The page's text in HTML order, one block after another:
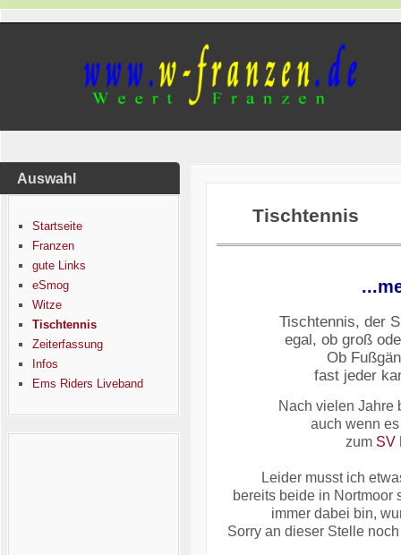
Auswahl
Startseite
Franzen
gute Links
eSmog
Witze
Tischtennis
Zeiterfassung
Infos
Ems Riders Liveband
Tischtennis
Tischtennis, der
egal, ob groß
Ob
fast jeder
Nach vielen Jahre
auch wenn
zum SV
Leider musst ich
bereits beide in
immer dabei bin,
Sorry an dieser Stelle